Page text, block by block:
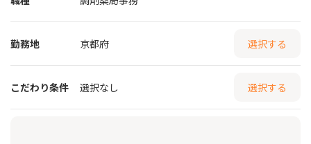
勤務地 京都府 選択する
こだわり条件 選択なし 選択する